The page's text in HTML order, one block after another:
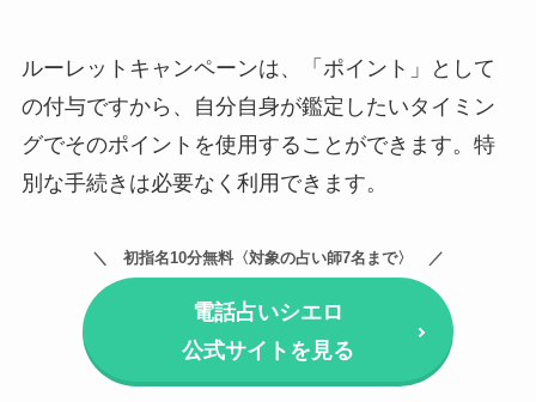
ルーレットキャンペーンは、「ポイント」として
の付与ですから、自分自身が鑑定したいタイミン
グでそのポイントを使用することができます。特
別な手続きは必要なく利用できます。
初指名10分無料〈対象の占い師7名まで〉
電話占いシエロ
公式サイトを見る